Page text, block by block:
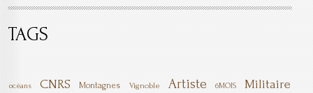
TAGS
océans CNRS Montagnes Vignoble Artiste 6MOIS Militaire